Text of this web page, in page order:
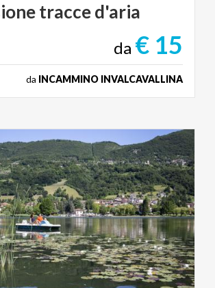
tracced'aria
da € 15
da INCAMMINO INVALCAVALLINA